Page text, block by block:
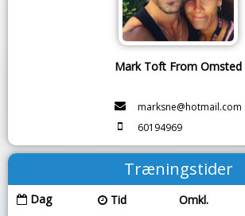
Mark Toft From Omsted
marksne@hotmail.com
60194969
Træningstider
Dag Tid Omkl.